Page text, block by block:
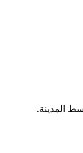
المدينة.